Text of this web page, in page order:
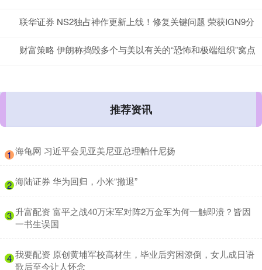
联华证券 NS2独占神作更新上线！修复关键问题 荣获IGN9分
财富策略 伊朗称捣毁多个与美以有关的“恐怖和极端组织”窝点
推荐资讯
1 ​海龟网 习近平会见亚美尼亚总理帕什尼扬
2 ​海陆证券 华为回归，小米“撤退”
3 ​升富配资 富平之战40万宋军对阵2万金军为何一触即溃？皆因
一书生误国
4 ​我要配资 原创黄埔军校高材生，毕业后穷困潦倒，女儿成日语
歌后至今让人怀念